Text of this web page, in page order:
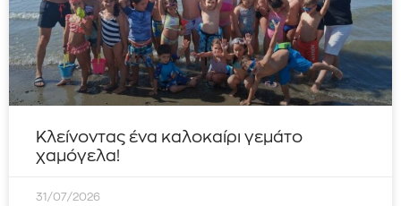
Κλείνοντας ένα καλοκαίρι γεμάτο
χαμόγελα!
31/07/2026